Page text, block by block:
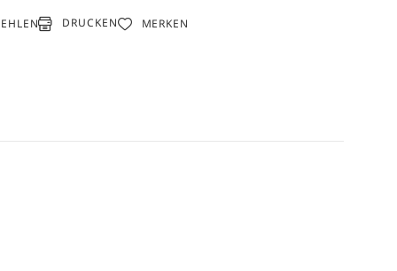
DRUCKEN MERKEN